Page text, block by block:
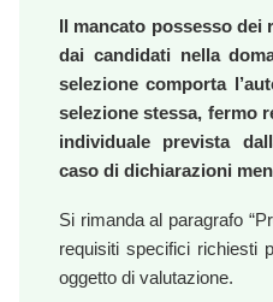
Il mancato possesso
dai candidati nella
selezione comporta
selezione stessa, fermo
individuale prevista
caso di dichiarazioni
Si rimanda al paragrafo
requisiti specifici richiesti
oggetto di valutazione.